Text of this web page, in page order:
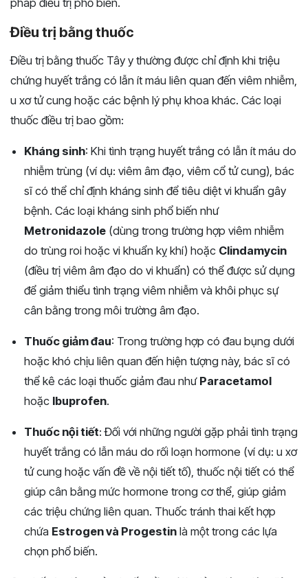
Điều trị bằng thuốc
Điều trị bằng thuốc Tây y thường được chỉ định khi triệu
chứng huyết trắng có lẫn ít máu liên quan đến viêm nhiễm,
u xơ tử cung hoặc các bệnh lý phụ khoa khác. Các loại
thuốc điều trị bao gồm:
Kháng sinh: Khi tình trạng huyết trắng có lẫn ít máu do
nhiễm trùng (ví dụ: viêm âm đạo, viêm cổ tử cung), bác
sĩ có thể chỉ định kháng sinh để tiêu diệt vi khuẩn gây
bệnh. Các loại kháng sinh phổ biến như
Metronidazole (dùng trong trường hợp viêm nhiễm
do trùng roi hoặc vi khuẩn kỵ khí) hoặc Clindamycin
(điều trị viêm âm đạo do vi khuẩn) có thể được sử dụng
để giảm thiểu tình trạng viêm nhiễm và khôi phục sự
cân bằng trong môi trường âm đạo.
Thuốc giảm đau: Trong trường hợp có đau bụng dưới
hoặc khó chịu liên quan đến hiện tượng này, bác sĩ có
thể kê các loại thuốc giảm đau như Paracetamol
hoặc Ibuprofen.
Thuốc nội tiết: Đối với những người gặp phải tình trạng
huyết trắng có lẫn máu do rối loạn hormone (ví dụ: u xơ
tử cung hoặc vấn đề về nội tiết tố), thuốc nội tiết có thể
giúp cân bằng mức hormone trong cơ thể, giúp giảm
các triệu chứng liên quan. Thuốc tránh thai kết hợp
chứa Estrogen và Progestin là một trong các lựa
chọn phổ biến.